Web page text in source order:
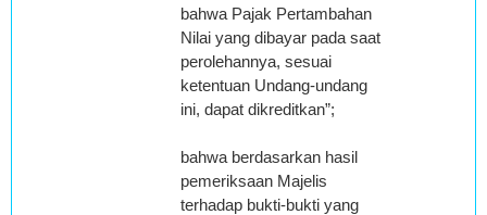
bahwa Pajak Pertambahan
Nilai yang dibayar pada saat
perolehannya, sesuai
ketentuan Undang-undang
ini, dapat dikreditkan”;
bahwa berdasarkan hasil
pemeriksaan Majelis
terhadap bukti-bukti yang